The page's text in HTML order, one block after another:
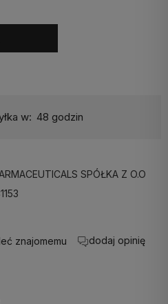
w: 48 godzin
SPÓŁKA Z O.O
znajomemu dodaj opinię